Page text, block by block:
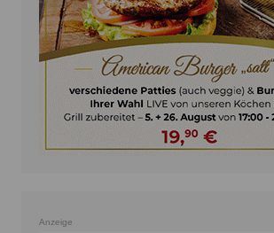
Anzeige